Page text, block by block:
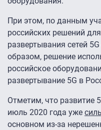
При этом, по данным
российских решений
развертывания сетей
образом, решение
российское
развертывание 5G в
Отметим, что развитие
июль 2020 года уже
основном из-за